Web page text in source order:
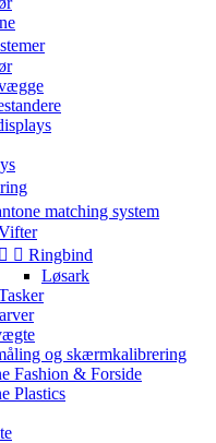
matching system
  Ringbind
Løsark
og skærmkalibrering
Fashion & Forside
Plastics